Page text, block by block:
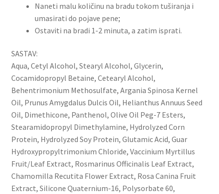
Naneti malu količinu na bradu tokom tuširanja i
umasirati do pojave pene;
Ostaviti na bradi 1-2 minuta, a zatim isprati.
SASTAV:
Aqua, Cetyl Alcohol, Stearyl Alcohol, Glycerin,
Cocamidopropyl Betaine, Cetearyl Alcohol,
Behentrimonium Methosulfate, Argania Spinosa Kernel
Oil, Prunus Amygdalus Dulcis Oil, Helianthus Annuus Seed
Oil, Dimethicone, Panthenol, Olive Oil Peg-7 Esters,
Stearamidopropyl Dimethylamine, Hydrolyzed Corn
Protein, Hydrolyzed Soy Protein, Glutamic Acid, Guar
Hydroxypropyltrimonium Chloride, Vaccinium Myrtillus
Fruit/Leaf Extract, Rosmarinus Officinalis Leaf Extract,
Chamomilla Recutita Flower Extract, Rosa Canina Fruit
Extract, Silicone Quaternium-16, Polysorbate 60,